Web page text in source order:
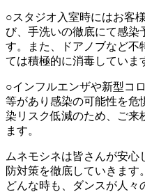
○スタジオ入室時にはお客
び、手洗いの徹底にて感染
す。また、ドアノブなど不
ては積極的に消毒していま
○インフルエンザや新型コ
等があり感染の可能性を危
染リスク低減のため、ご来
ます。
ムネモシネは皆さんが安
防対策を徹底していきます。
どんな時も、ダンスが人々